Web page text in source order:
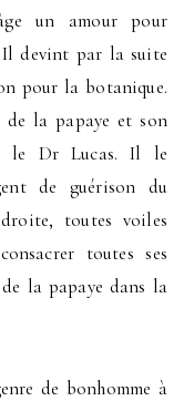
un amour pour
Il devint par la suite
pour la botanique.
de la papaye et son
le Dr Lucas. Il le
de guérison du
toutes voiles
toutes ses
la papaye dans la
de bonhomme à